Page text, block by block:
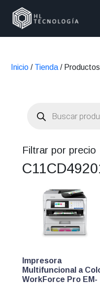
Inicio / Tienda /
productos
Filtrar por precio
Impresora
Multifuncional a
WorkForce Pro EM-